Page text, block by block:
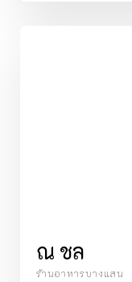
ณ ชล
ร้านอาหารบางแสน